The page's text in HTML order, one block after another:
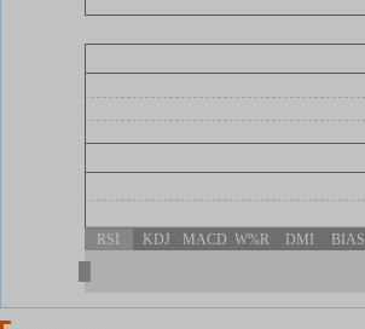
RSI KDJ MACD W%R DMI BIAS